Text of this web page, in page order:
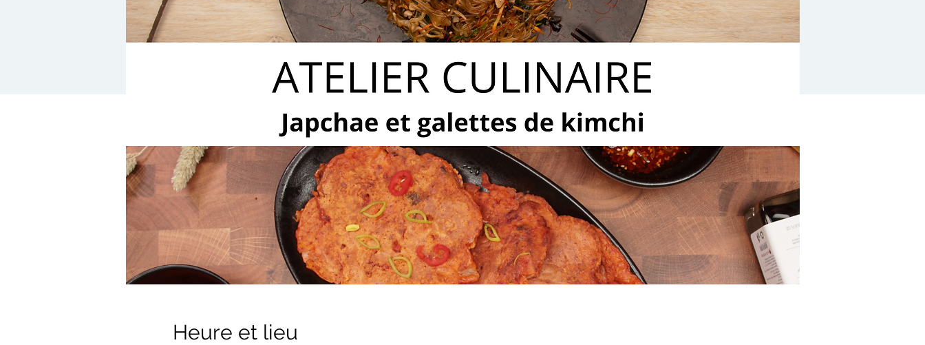
Heure et lieu